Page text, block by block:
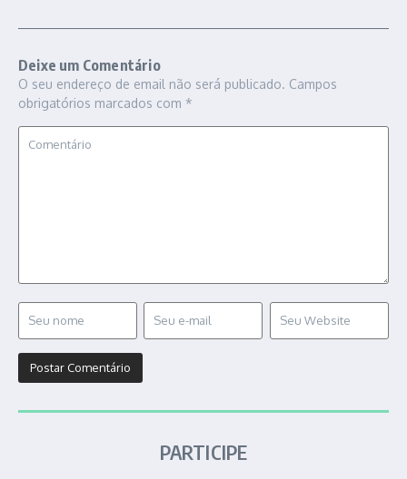
Deixe um Comentário
O seu endereço de email não será publicado. Campos
obrigatórios marcados com *
PARTICIPE